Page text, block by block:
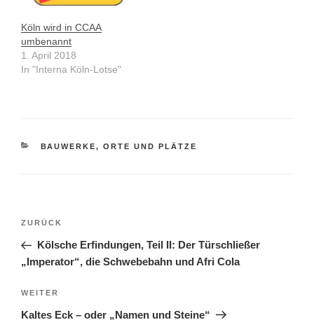
Köln wird in CCAA
umbenannt
1. April 2018
In "Interna Köln-Lotse"
KATEGORIEN
BAUWERKE, ORTE UND PLÄTZE
Beitragsnavigation
Vorheriger
Beitrag
ZURÜCK
Kölsche Erfindungen, Teil II: Der Türschließer
„Imperator“, die Schwebebahn und Afri Cola
Nächster
Beitrag
WEITER
Kaltes Eck – oder „Namen und Steine“